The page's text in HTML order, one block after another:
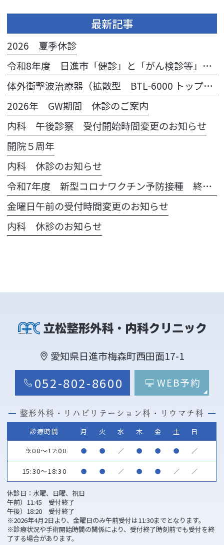
最新記事
2026 夏季休診
令和8年度 日進市「健診」と「がん検診等」のご案内
体外衝撃波治療器（拡散型 BTL-6000 トップライン®）導入のお知らせ
2026年 GW期間 休診のご案内
内科 午後診察 受付開始時間変更のお知らせ
開院５周年
内科 休診のお知らせ
令和7年度 新型コロナワクチン予防接種 終了のお知らせ
金曜日午前の受付時間変更のお知らせ
内科 休診のお知らせ
愛知県日進市梅森町西田面17-1
052-802-8600 WEB予約
整形外科・リハビリテーション科・リウマチ科
診療時間 月 火 水 木 金 土
日
9:00～12:00
● ● ／ ● ● ● ／
15:30～18:30 ● ● ／ ● ● ／ ／
休診日：水曜、日曜、祝日
午前）11:45 受付終了
午後）18:20 受付終了
※2026年4月2日より、金曜日のみ午前受付は11:30までとなります。
※診療状況や手術開始時間の関係により、受付終了時刻前でも受付を終
了する場合があります。